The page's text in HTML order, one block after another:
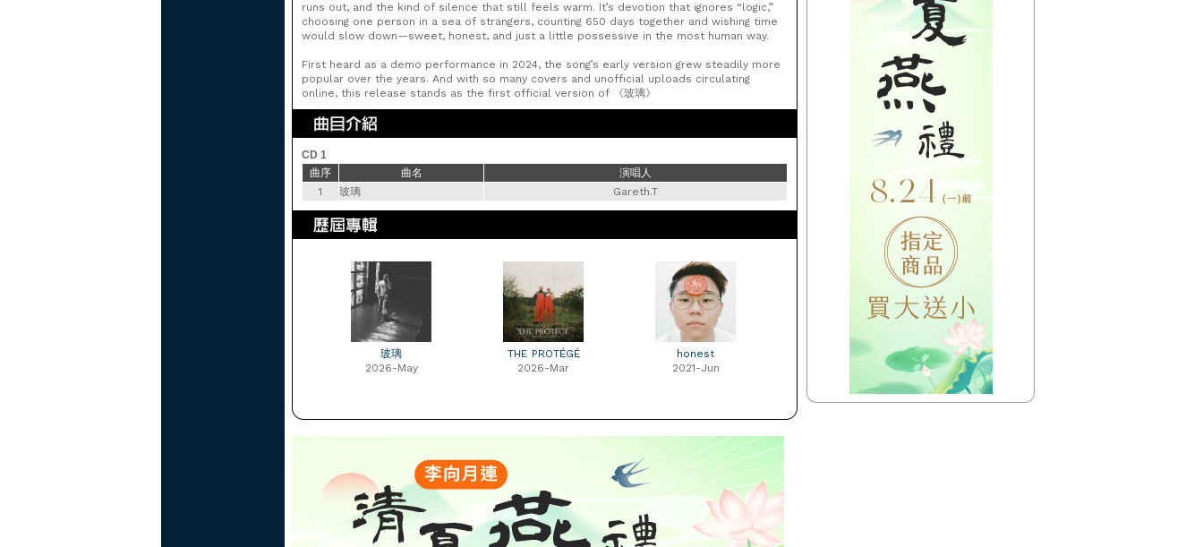
runs out, and the kind of silence that still feels warm. It’s devotion that ignores “logic,”
choosing one person in a sea of strangers, counting 650 days together and wishing time
would slow down—sweet, honest, and just a little possessive in the most human way.
First heard as a demo performance in 2024, the song’s early version grew steadily more
popular over the years. And with so many covers and unofficial uploads circulating
online, this release stands as the first official version of 《玻璃》
CD 1
曲序
曲名
演唱人
1
玻璃 Gareth.T
玻璃
2026-May
THE PROTÉGÉ
2026-Mar
honest
2021-Jun